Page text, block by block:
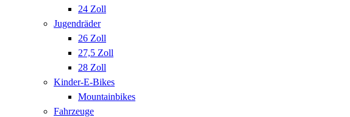
24 Zoll
Jugendräder
26 Zoll
27,5 Zoll
28 Zoll
Kinder-E-Bikes
Mountainbikes
Fahrzeuge